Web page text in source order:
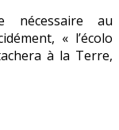
nécessaire au
« l’écolo
à la Terre,